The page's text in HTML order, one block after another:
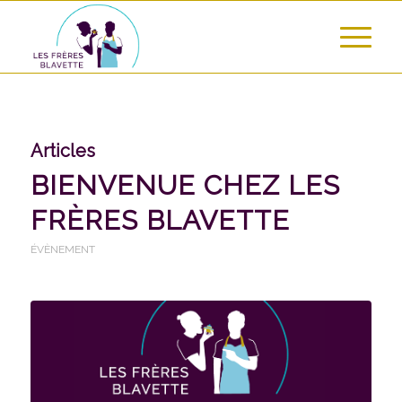
Articles
BIENVENUE CHEZ LES
FRÈRES BLAVETTE
ÉVÈNEMENT